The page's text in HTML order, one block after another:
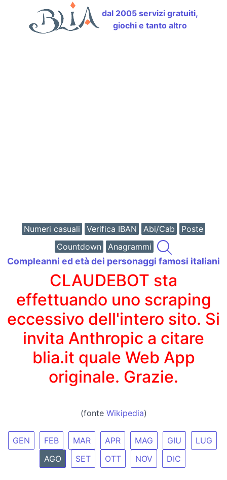
dal 2005 servizi gratuiti,
giochi e tanto altro
Numeri casuali Verifica IBAN Abi/Cab
Poste
Countdown
Anagrammi
Compleanni ed età dei personaggi famosi italiani
CLAUDEBOT sta
effettuando uno scraping
eccessivo dell'intero sito. Si
invita Anthropic a citare
blia.it quale Web App
originale. Grazie.
(fonte Wikipedia)
GEN FEB MAR APR MAG GIU
LUG
AGO
SET OTT NOV DIC